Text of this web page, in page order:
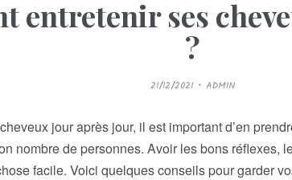
entretenir ses
?
P
O
E
D
O
N
21/12/2021 ADMIN
jour après jour, il est important d’en
nombre de personnes. Avoir les bons réflexes,
facile. Voici quelques conseils pour garder